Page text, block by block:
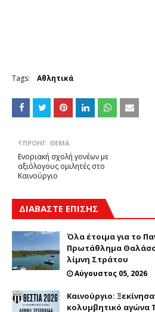
Tags: Αθλητικά
ΠΡΟΗΓ. ΘΈΜΑ
Ενοριακή σχολή γονέων με
αξιόλογους ομιλητές στο
Καινούργιο
ΔΙΑΒΑΣΤΕ ΕΠΙΣΗΣ
Όλα έτοιμα για το
Πρωτάθλημα
λίμνη Στράτου
Αύγουστος 05, 2026
Καινούργιο:
κολυμβητικό αγώνα